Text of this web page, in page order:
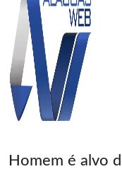
Homem é alvo